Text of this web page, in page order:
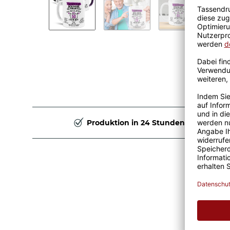
Produktion in 24 Stunden